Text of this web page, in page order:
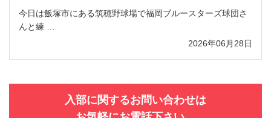
今日は飯塚市にある筑穂野球場で福岡ブルースターズ球団さ
んと練 …
2026年06月28日
入部に関するお問い合わせは